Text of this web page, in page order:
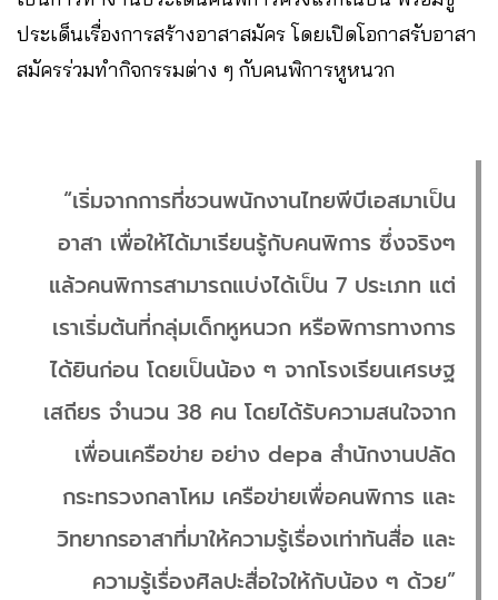
ประเด็นเรื่องการสร้างอาสาสมัคร โดยเปิดโอกาสรับอาสา
สมัครร่วมทำกิจกรรมต่าง ๆ กับคนพิการหูหนวก
“เริ่มจากการที่ชวนพนักงานไทยพีบีเอสมาเป็น
อาสา เพื่อให้ได้มาเรียนรู้กับคนพิการ ซึ่งจริงๆ
แล้วคนพิการสามารถแบ่งได้เป็น 7 ประเภท แต่
เราเริ่มต้นที่กลุ่มเด็กหูหนวก หรือพิการทางการ
ได้ยินก่อน โดยเป็นน้อง ๆ จากโรงเรียนเศรษฐ
เสถียร จำนวน 38 คน โดยได้รับความสนใจจาก
เพื่อนเครือข่าย อย่าง depa สำนักงานปลัด
กระทรวงกลาโหม เครือข่ายเพื่อคนพิการ และ
วิทยากรอาสาที่มาให้ความรู้เรื่องเท่าทันสื่อ และ
ความรู้เรื่องศิลปะสื่อใจให้กับน้อง ๆ ด้วย”